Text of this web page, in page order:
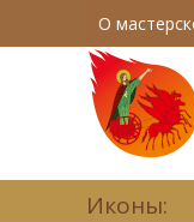
О
Иконы: